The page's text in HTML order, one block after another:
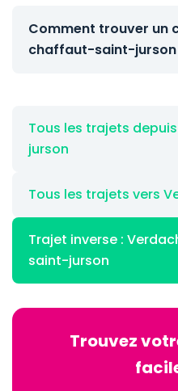
Comment trouver un
chaffaut-saint-jurson
Tous les trajets
jurson
Tous les trajets vers
Trajet inverse :
saint-jurson
Trouvez